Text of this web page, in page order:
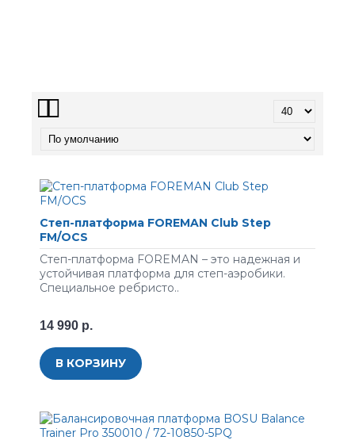
Cтeп-плaтфopмa FOREMAN Club Step
FM/OCS
Степ-платформа FOREMAN – это надежная и
устойчивая платформа для степ-аэробики.
Специальное ребристо..
14 990 р.
В КОРЗИНУ